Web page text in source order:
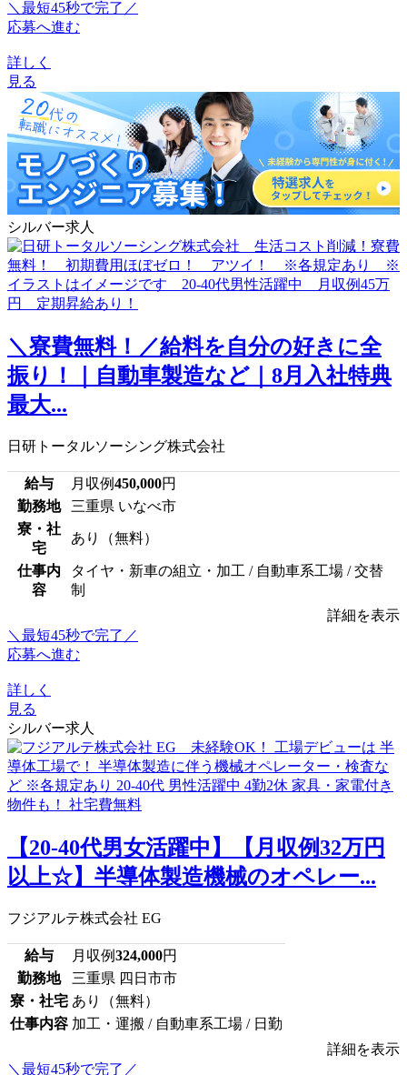
＼最短45秒で完了／
応募へ進む
詳しく
見る
シルバー求人
＼寮費無料！／給料を自分の好きに全
振り！｜自動車製造など｜8月入社特典
最大...
日研トータルソーシング株式会社
給与 月収例450,000円
勤務地
三重県 いなべ市
寮・社
宅
あり（無料）
仕事内
容
タイヤ・新車の組立・加工 / 自動車系工場 / 交替
制
詳細を表示
＼最短45秒で完了／
応募へ進む
詳しく
見る
シルバー求人
【20-40代男女活躍中】【月収例32万円
以上☆】半導体製造機械のオペレー...
フジアルテ株式会社 EG
給与 月収例324,000円
勤務地
三重県 四日市市
寮・社宅 あり（無料）
仕事内容 加工・運搬 / 自動車系工場 / 日勤
詳細を表示
＼最短45秒で完了／